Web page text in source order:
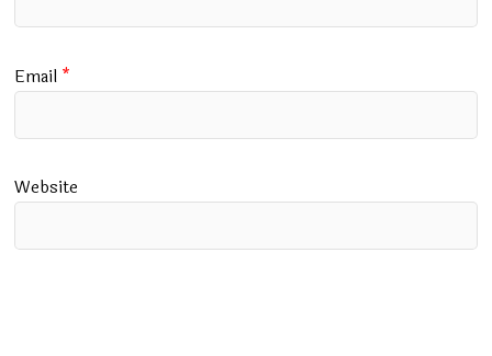
Email *
Website